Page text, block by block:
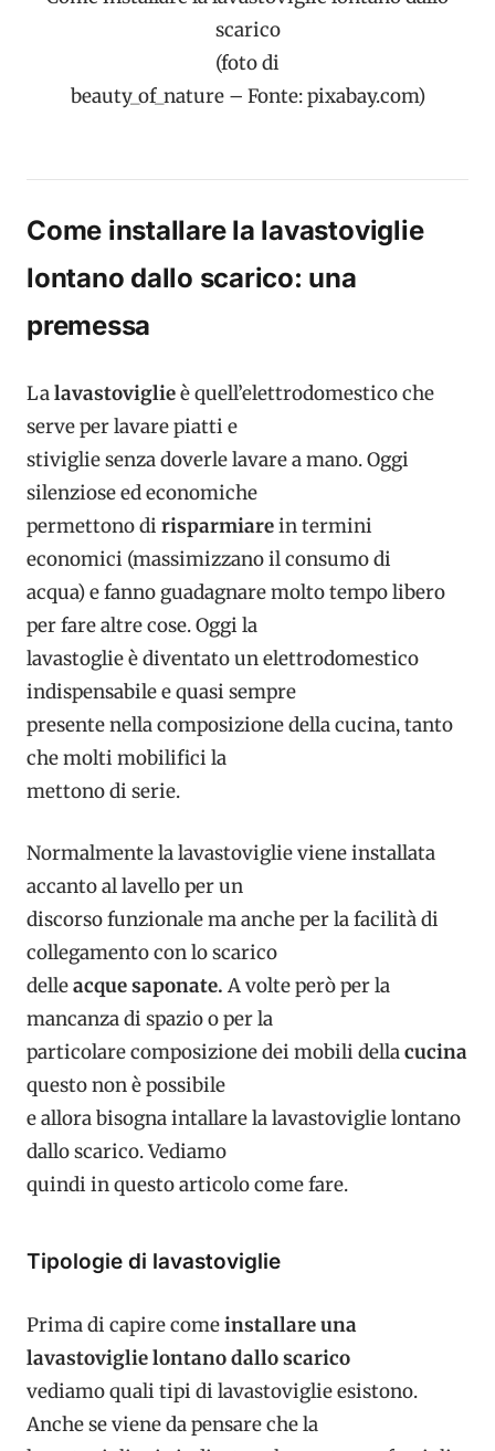
scarico
(foto di
beauty_of_nature – Fonte: pixabay.com)
Come installare la lavastoviglie
lontano dallo scarico: una
premessa
Lalavastoviglieè quell’elettrodomestico che
serve per lavare piatti e
stiviglie senza doverle lavare a mano. Oggi
silenziose ed economiche
permettono di risparmiarein termini
economici (massimizzano il consumo di
acqua) e fanno guadagnare molto tempo libero
per fare altre cose. Oggi la
lavastoglie è diventato un elettrodomestico
indispensabile e quasi sempre
presente nella composizione della cucina, tanto
che molti mobilifici la
mettono di serie.
Normalmente la lavastoviglie viene installata
accanto al lavello per un
discorso funzionale ma anche per la facilità di
collegamento con lo scarico
delleacque saponate. A volte però per la
mancanza di spazio o per la
particolare composizione dei mobili dellacucina
questo non è possibile
e allora bisogna intallare la lavastoviglie lontano
dallo scarico. Vediamo
quindi in questo articolo come fare.
Tipologie di lavastoviglie
Prima di capire comeinstallare una
lavastoviglie lontano dallo scarico
vediamo quali tipi di lavastoviglie esistono.
Anche se viene da pensare che la